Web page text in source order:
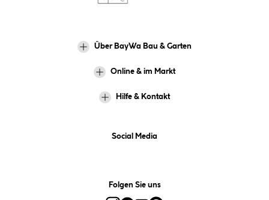
Über BayWa Bau & Garten
Online & im Markt
Hilfe & Kontakt
Social Media
Folgen Sie uns